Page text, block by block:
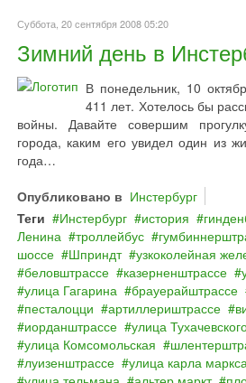
Суббота, 20 сентября 2008 05:20
Зимний день в
В понедельник, 10
411 лет. Хотелось бы
войны. Давайте совершим
города, каким его увидел один из
года…
Опубликовано в Инстербург
Теги
Инстербург история
Ленина
троллейбус
шоссе
Шприндт
узкоколейная
беловштрассе
казерненштрассе
улица Гагарина
брауерайштрассе
песталоцци
артиллериштрассе
иорданштрассе
улица
улица Комсомольская
луизенштрассе
улица карла